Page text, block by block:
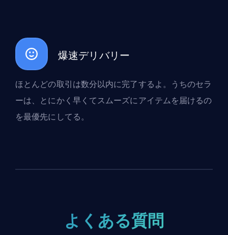
爆速デリバリー
ほとんどの取引は数分以内に完了するよ。うちのセラ
ーは、とにかく早くてスムーズにアイテムを届けるの
を最優先にしてる。
よくある質問